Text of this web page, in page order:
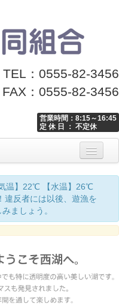
TEL：0555-82-3456
FAX：0555-82-3456
営業時間：8:15～16:45
定 休 日 ： 不定休
温】22℃ 【水温】26℃
違反者には以後、遊漁を
ましょう。